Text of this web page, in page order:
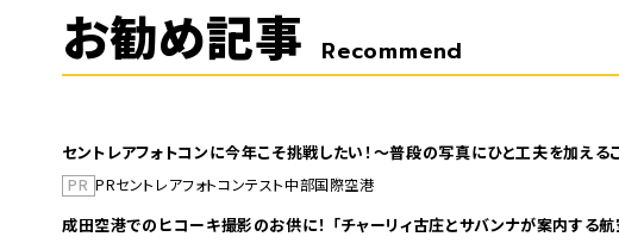
お勧め記事 Recommend
セントレアフォトコンに今年こそ挑戦したい！～普段の写真にひと工夫を加える
PR PRセントレアフォトコンテスト中部国際空港
成田空港でのヒコーキ撮影のお供に！ 「チャーリィ古庄とサバンナが案内する